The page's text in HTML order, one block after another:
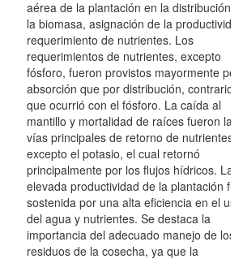
aérea de la plantación en la distribución
la biomasa, asignación de la
requerimiento de nutrientes. Los
requerimientos de nutrientes, excepto
fósforo, fueron provistos mayormente por
absorción que por distribución, contrario
que ocurrió con el fósforo. La caída al
mantillo y mortalidad de raíces fueron las
vías principales de retorno de nutrientes,
excepto el potasio, el cual retornó
principalmente por los flujos hídricos. La
elevada productividad de la plantación fue
sostenida por una alta eficiencia en el uso
del agua y nutrientes. Se destaca la
importancia del adecuado manejo de los
residuos de la cosecha, ya que la